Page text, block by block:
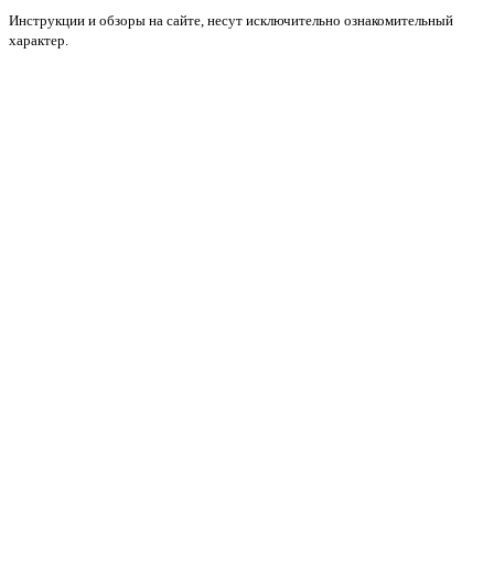
Инструкции и обзоры на сайте, несут исключительно ознакомительный
характер.